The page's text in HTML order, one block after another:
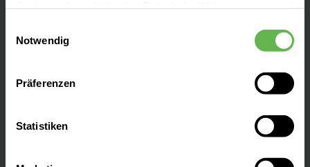
eingesetzt werden.
Es steht Ihnen frei, unsere Seite mit nur den notwendigen
Cookies zu benutzen, eine individuelle Auswahl
oder durch Auswahl von „Alle Cookies akzeptieren“ in die
Notwendig
Präferenzen
Statistiken
Akademisches Lehrkrankenhaus der Georg-
Dr.-Frössel-Allee 1